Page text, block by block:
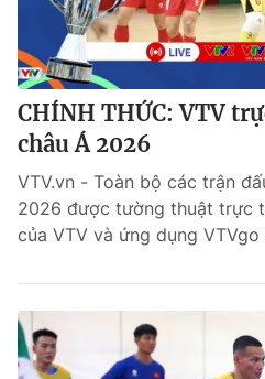
Phong cách
Chân dung
Bóng đá
Các môn khác
CHÍNH THỨC: VTV
châu Á 2026
VTV.vn - Toàn bộ các trận
2026 được tường thuật trực
của VTV và ứng dụng